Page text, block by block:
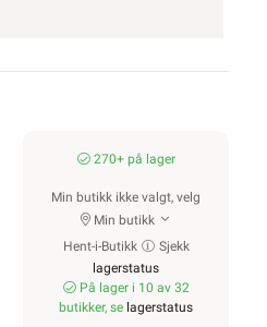
270+ på lager
Min butikk ikke valgt, velg
Min butikk
Hent-i-Butikk
Sjekk
lagerstatus
På lager i 10 av 32
butikker, se lagerstatus